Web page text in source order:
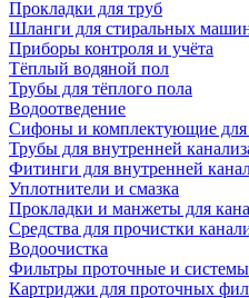
Прокладки для труб
Шланги для стиральных
Приборы контроля и учёта
Тёплый водяной пол
Трубы для тёплого пола
Водоотведение
Сифоны и комплектующие для
Трубы для внутренней
Фитинги для внутренней
Уплотнители и смазка
Прокладки и манжеты для
Средства для прочистки
Водоочистка
Фильтры проточные и системы
Картриджи для проточных